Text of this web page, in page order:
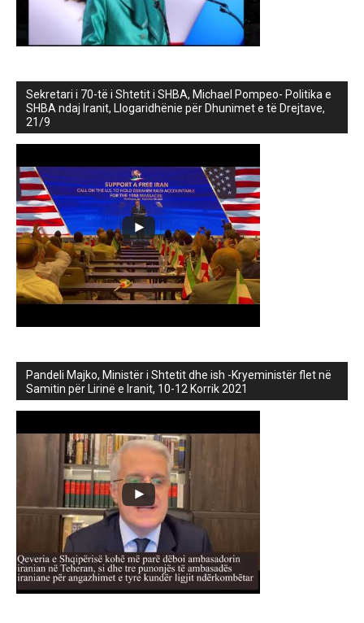
Sekretari i 70-të i Shtetit i SHBA, Michael Pompeo- Politika e
SHBA ndaj Iranit, Llogaridhënie për Dhunimet e të Drejtave,
21/9
Pandeli Majko, Ministër i Shtetit dhe ish -Kryeministër flet në
Samitin për Lirinë e Iranit, 10-12 Korrik 2021